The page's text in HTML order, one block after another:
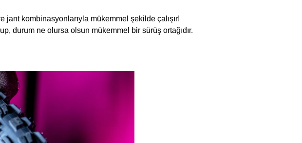
kombinasyonlarıyla mükemmel şekilde çalışır!
durum ne olursa olsun mükemmel bir sürüş ortağıdır.